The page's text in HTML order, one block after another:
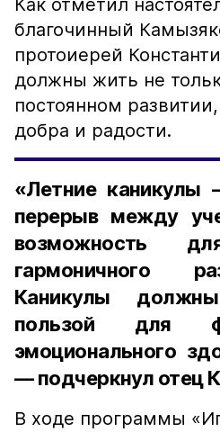
Как отметил
благочинный
протоиерей
должны жить не
постоянном
добра и радости.
«Летние каникулы
перерыв между
возможность
гармоничного
Каникулы
пользой для
эмоционального
— подчеркнул отец
В ходе программы